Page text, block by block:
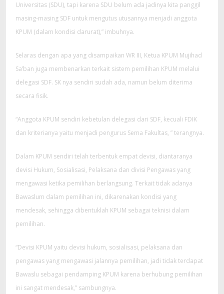
Universitas (SDU), tapi karena SDU belum ada jadinya kita panggil
masing-masing SDF untuk mengutus utusannya menjadi anggota
KPUM (dalam kondisi darurat),” imbuhnya.
Selaras dengan apa yang disampaikan WR III, Ketua KPUM Mujihad
Sa’ban juga membenarkan terkait sistem pemilihan KPUM melalui
delegasi SDF. SK nya sendiri sudah ada, namun belum diterima
secara fisik.
“Anggota KPUM sendiri kebetulan delegasi dari SDF, kecuali FDIK
dan kriterianya yaitu menjadi pengurus Sema Fakultas, ” terangnya.
Dalam KPUM sendiri telah terbentuk empat devisi, diantaranya
devisi Hukum, Sosialisasi, Pelaksana dan divisi Pengawas yang
mengawasi ketika pemilihan berlangsung. Terkait tidak adanya
Bawaslum dalam pemilihan ini, dikarenakan kondisi yang
mendesak, sehingga dibentuklah KPUM sebagai teknisi dalam
pemilihan.
“Devisi KPUM yaitu devisi hukum, sosialisasi, pelaksana dan
pengawas yang mengawasi jalannya pemilihan, jadi tidak terdapat
Bawaslu sebagai pendamping KPUM karena berhubung pemilihan
ini sangat mendesak,” sambungnya.